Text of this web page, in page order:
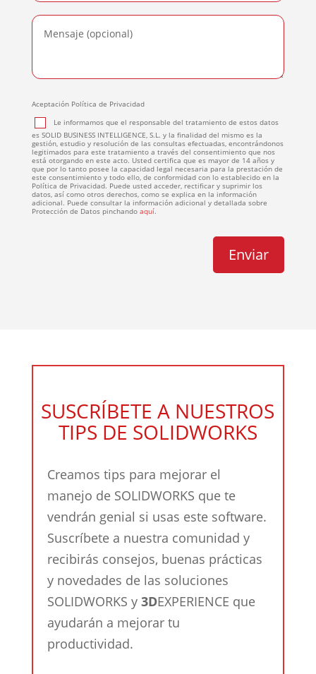
Aceptación Política de Privacidad
Le informamos que el responsable del tratamiento de estos datos
es SOLID BUSINESS INTELLIGENCE, S.L. y la finalidad del mismo es la
gestión, estudio y resolución de las consultas efectuadas, encontrándonos
legitimados para este tratamiento a través del consentimiento que nos
está otorgando en este acto. Usted certifica que es mayor de 14 años y
que por lo tanto posee la capacidad legal necesaria para la prestación de
este consentimiento y todo ello, de conformidad con lo establecido en la
Política de Privacidad. Puede usted acceder, rectificar y suprimir los
datos, así como otros derechos, como se explica en la información
adicional. Puede consultar la información adicional y detallada sobre
Protección de Datos pinchando aquí.
SUSCRÍBETE A NUESTROS
TIPS DE SOLIDWORKS
Creamos tips para mejorar el
manejo de SOLIDWORKS que te
vendrán genial si usas este software.
Suscríbete a nuestra comunidad y
recibirás consejos, buenas prácticas
y novedades de las soluciones
SOLIDWORKS y3DEXPERIENCE que
ayudarán a mejorar tu
productividad.